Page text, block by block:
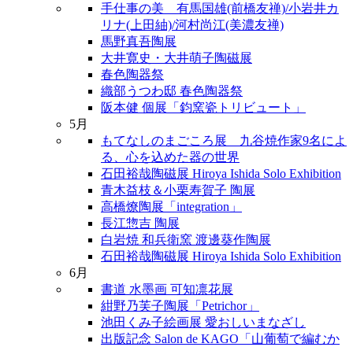
手仕事の美 有馬国雄(前橋友禅)/小岩井カ
リナ(上田紬)/河村尚江(美濃友禅)
馬野真吾陶展
大井寛史・大井萌子陶磁展
春色陶器祭
織部うつわ邸 春色陶器祭
阪本健 個展「鈞窯瓷トリビュート」
5月
もてなしのまごころ展 九谷焼作家9名によ
る、心を込めた器の世界
石田裕哉陶磁展 Hiroya Ishida Solo Exhibition
青木益枝＆小栗寿賀子 陶展
高橋燎陶展「integration」
長江惣吉 陶展
白岩焼 和兵衛窯 渡邊葵作陶展
石田裕哉陶磁展 Hiroya Ishida Solo Exhibition
6月
書道 水墨画 可知凛花展
紺野乃芙子陶展「Petrichor」
池田くみ子絵画展 愛おしいまなざし
出版記念 Salon de KAGO「山葡萄で編むか